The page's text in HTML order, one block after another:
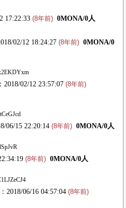
17:22:33 (8年前) 0MONA/0人
02/12 18:24:27 (8年前) 0MONA/0
：2018/02/12 23:57:07 (8年前)
06/15 22:20:14 (8年前) 0MONA/0人
(8年前) 0MONA/0人
：2018/06/16 04:57:04 (8年前)